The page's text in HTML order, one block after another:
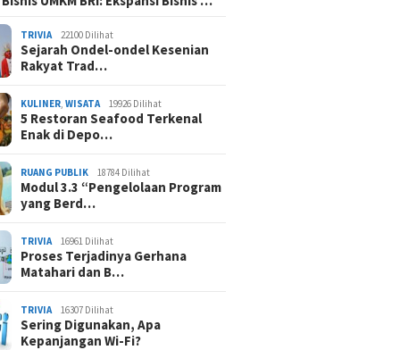
TRIVIA 22100 Dilihat
Sejarah Ondel-ondel Kesenian
Rakyat Trad…
KULINER ,WISATA 19926 Dilihat
5 Restoran Seafood Terkenal
Enak di Depo…
RUANG PUBLIK 18784 Dilihat
Modul 3.3 “Pengelolaan Program
yang Berd…
TRIVIA 16961 Dilihat
Proses Terjadinya Gerhana
Matahari dan B…
TRIVIA 16307 Dilihat
Sering Digunakan, Apa
Kepanjangan Wi-Fi?